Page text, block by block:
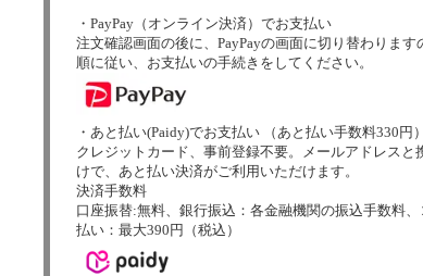
・PayPay（オンライン決済）でお支払い
注文確認画面の後に、PayPayの画面に切り替わります
順に従い、お支払いの手続きをしてください。
・あと払い(Paidy)でお支払い （あと払い手数料330円）
クレジットカード、事前登録不要。メールアドレスと
けで、あと払い決済がご利用いただけます。
決済手数料
口座振替:無料、銀行振込：各金融機関の振込手数料、
払い：最大390円（税込）